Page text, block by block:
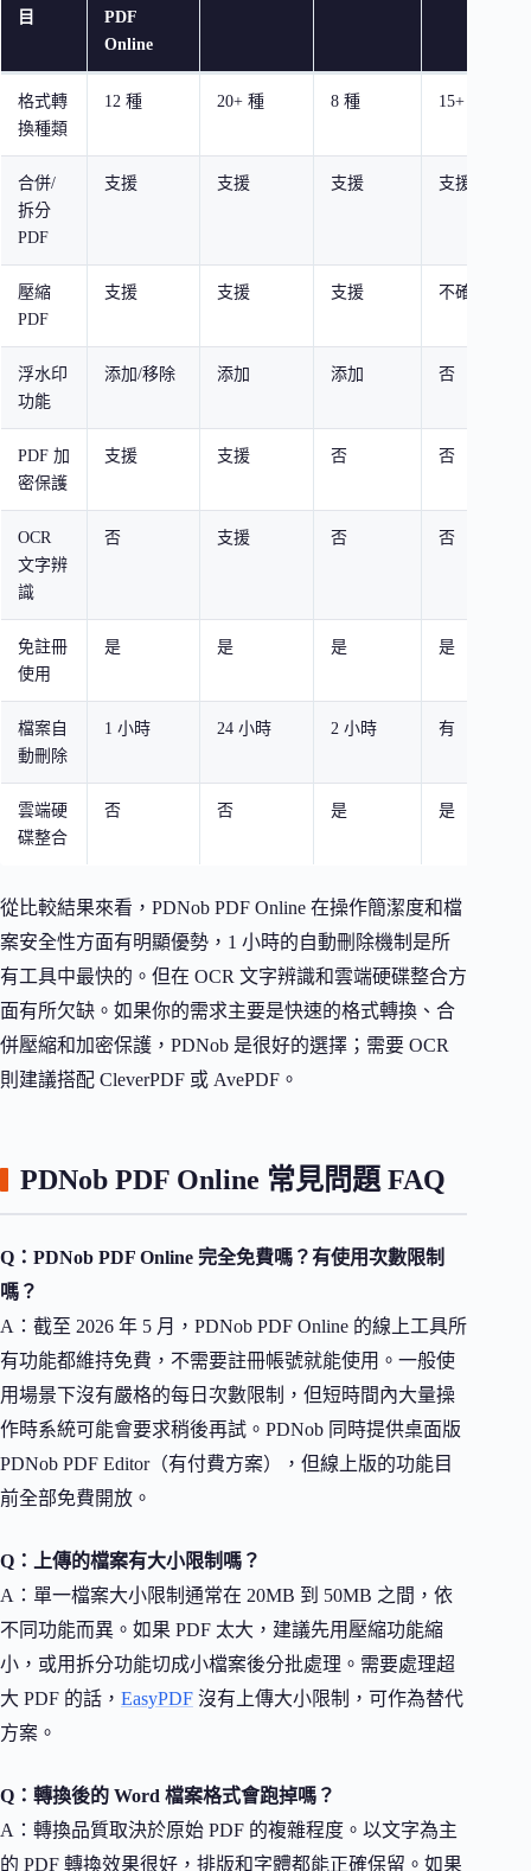
目
PDF
Online
格式轉
換種類
12 種 20+ 種 8 種 15+ 種
合併/
拆分
PDF
支援 支援 支援 支援
壓縮
PDF
支援 支援 支援 不確定
浮水印
功能
添加/移除 添加 添加 否
PDF 加
密保護
支援 支援 否 否
OCR
文字辨
識
否 支援 否 否
免註冊
使用
是 是 是 是
檔案自
動刪除
1 小時 24 小時 2 小時 有
雲端硬
碟整合
否 否 是 是
從比較結果來看，PDNob PDF Online 在操作簡潔度和檔
案安全性方面有明顯優勢，1 小時的自動刪除機制是所
有工具中最快的。但在 OCR 文字辨識和雲端硬碟整合方
面有所欠缺。如果你的需求主要是快速的格式轉換、合
併壓縮和加密保護，PDNob 是很好的選擇；需要 OCR
則建議搭配 CleverPDF 或 AvePDF。
PDNob PDF Online 常見問題 FAQ
Q：PDNob PDF Online 完全免費嗎？有使用次數限制
嗎？
A：截至 2026 年 5 月，PDNob PDF Online 的線上工具所
有功能都維持免費，不需要註冊帳號就能使用。一般使
用場景下沒有嚴格的每日次數限制，但短時間內大量操
作時系統可能會要求稍後再試。PDNob 同時提供桌面版
PDNob PDF Editor（有付費方案），但線上版的功能目
前全部免費開放。
Q：上傳的檔案有大小限制嗎？
A：單一檔案大小限制通常在 20MB 到 50MB 之間，依
不同功能而異。如果 PDF 太大，建議先用壓縮功能縮
小，或用拆分功能切成小檔案後分批處理。需要處理超
大 PDF 的話， EasyPDF 沒有上傳大小限制，可作為替代
方案。
Q：轉換後的 Word 檔案格式會跑掉嗎？
A：轉換品質取決於原始 PDF 的複雜程度。以文字為主
的 PDF 轉換效果很好，排版和字體都能正確保留。如果